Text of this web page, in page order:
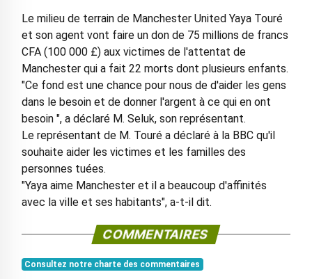
Le milieu de terrain de Manchester United Yaya Touré
et son agent vont faire un don de 75 millions de francs
CFA (100 000 £) aux victimes de l'attentat de
Manchester qui a fait 22 morts dont plusieurs enfants.
"Ce fond est une chance pour nous de d'aider les gens
dans le besoin et de donner l'argent à ce qui en ont
besoin ", a déclaré M. Seluk, son représentant.
Le représentant de M. Touré a déclaré à la BBC qu'il
souhaite aider les victimes et les familles des
personnes tuées.
"Yaya aime Manchester et il a beaucoup d'affinités
avec la ville et ses habitants", a-t-il dit.
COMMENTAIRES
Consultez notre charte des commentaires